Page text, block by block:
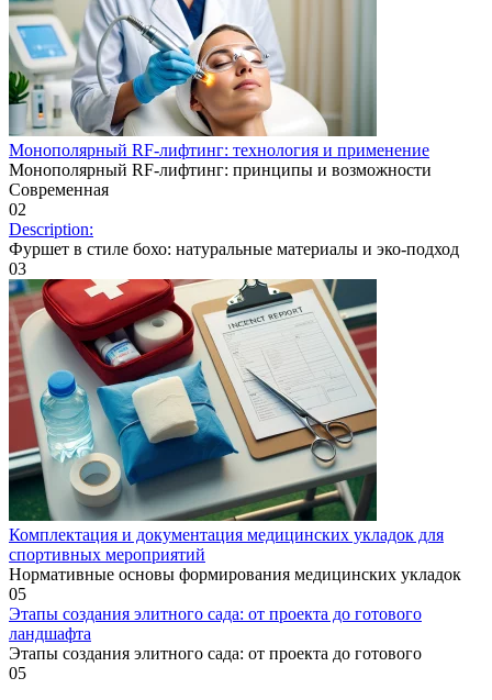
Монополярный RF-лифтинг: технология и применение
Монополярный RF-лифтинг: принципы и возможности
Современная
02
Description:
Фуршет в стиле бохо: натуральные материалы и эко-подход
03
Комплектация и документация медицинских укладок для
спортивных мероприятий
Нормативные основы формирования медицинских укладок
05
Этапы создания элитного сада: от проекта до готового
ландшафта
Этапы создания элитного сада: от проекта до готового
05